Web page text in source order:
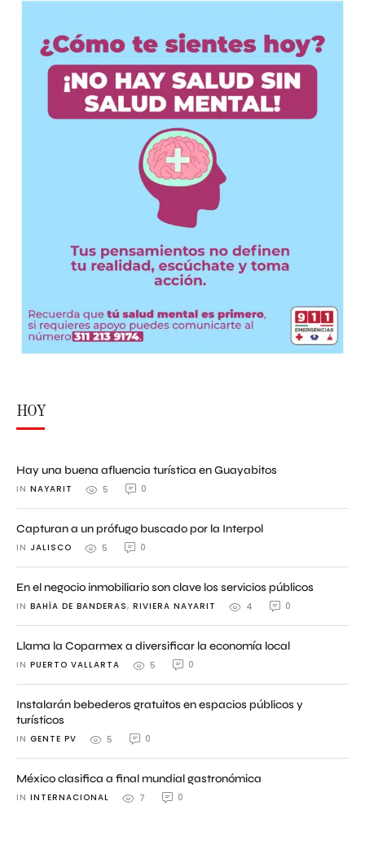
HOY
Hay una buena afluencia turística en Guayabitos
IN NAYARIT 5 0
Capturan a un prófugo buscado por la Interpol
IN JALISCO 5 0
En el negocio inmobiliario son clave los servicios públicos
IN BAHÍA DE BANDERAS, RIVIERA NAYARIT 4 0
Llama la Coparmex a diversificar la economía local
IN PUERTO VALLARTA 5 0
Instalarán bebederos gratuitos en espacios públicos y
turísticos
IN GENTE PV 5 0
México clasifica a final mundial gastronómica
IN INTERNACIONAL 7 0